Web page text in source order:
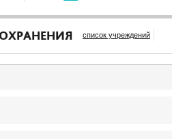
список учреждений